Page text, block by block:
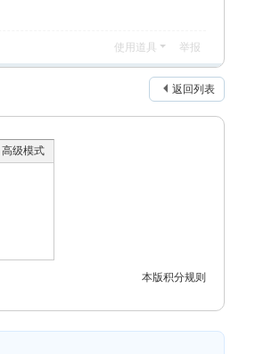
使用道具 举报
返回列表
高级模式
本版积分规则